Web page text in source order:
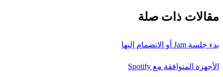
مقالات ذات صلة
بدء جلسة Jam أو الانضمام إليها
الأجهزة المتوافقة مع Spotify